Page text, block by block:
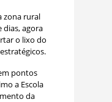
zona rural
dias, agora
o lixo do
pontos
a Escola
da